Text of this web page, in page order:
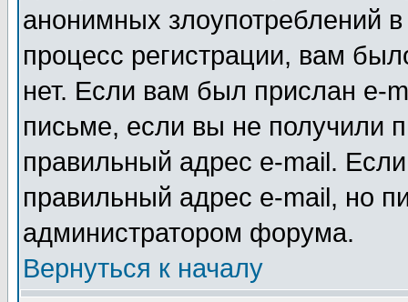
анонимных злоупотреблений
процесс регистрации, вам
нет. Если вам был прислан e-
письме, если вы не получили
правильный адрес e-mail.
правильный адрес e-mail, но
администратором форума.
Вернуться к началу